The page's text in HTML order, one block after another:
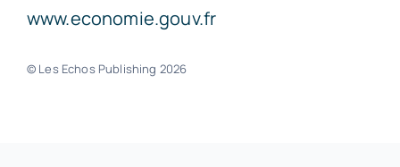
www.economie.gouv.fr
© Les Echos Publishing 2026